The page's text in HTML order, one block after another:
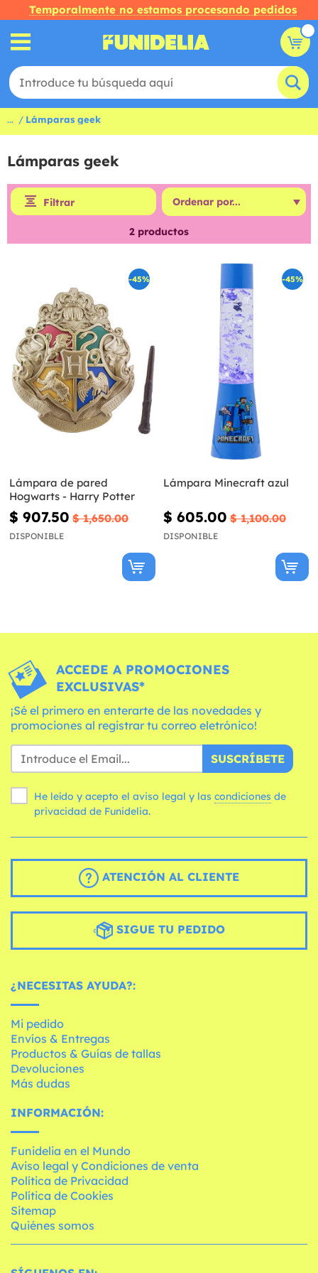
Temporalmente no estamos procesando pedidos
... Lámparas geek
Lámparas geek
Filtrar
2 productos
-45%
Lámpara de pared
Hogwarts - Harry Potter
$ 907.50 $ 1,650.00
DISPONIBLE
-45%
Lámpara Minecraft azul
$ 605.00 $ 1,100.00
DISPONIBLE
ACCEDE A PROMOCIONES
EXCLUSIVAS*
¡Sé el primero en enterarte de las novedades y
promociones al registrar tu correo eletrónico!
SUSCRÍBETE
He leído y acepto el aviso legal y las condiciones
privacidad de Funidelia.
ATENCIÓN AL CLIENTE
SIGUE TU PEDIDO
¿NECESITAS AYUDA?:
Mi pedido
Envíos & Entregas
Productos & Guías de tallas
Devoluciones
Más dudas
INFORMACIÓN:
Funidelia en el Mundo
Aviso legal y Condiciones de venta
Política de Privacidad
Política de Cookies
Sitemap
Quiénes somos